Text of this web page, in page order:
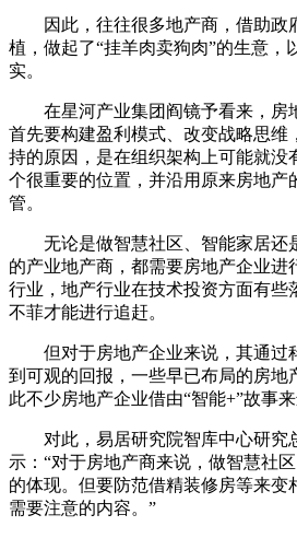
因此，往往很多地产商，借助政
植，做起了“挂羊肉卖狗肉”的生意，
实。
在星河产业集团阎镜予看来，房
首先要构建盈利模式、改变战略思维
持的原因，是在组织架构上可能就没
个很重要的位置，并沿用原来房地产
管。
无论是做智慧社区、智能家居还
的产业地产商，都需要房地产企业进
行业，地产行业在技术投资方面有些
不菲才能进行追赶。
但对于房地产企业来说，其通过
到可观的回报，一些早已布局的房地
此不少房地产企业借由“智能+”故事来
对此，易居研究院智库中心研究
示：“对于房地产商来说，做智慧社
的体现。但要防范借精装修房等来变
需要注意的内容。”